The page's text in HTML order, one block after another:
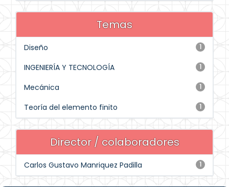
Temas
1
Diseño
1
INGENIERÍA Y TECNOLOGÍA
1
Mecánica
1
Teoría del elemento finito
Director / colaboradores
1
Carlos Gustavo Manriquez Padilla